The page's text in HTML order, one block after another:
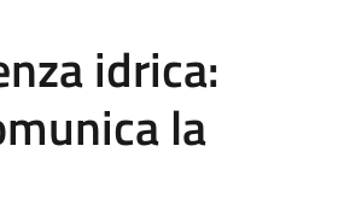
idrica:
la